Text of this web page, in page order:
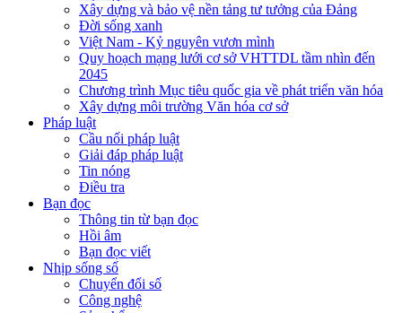
Xây dựng và bảo vệ nền tảng tư tưởng của Đảng
Đời sống xanh
Việt Nam - Kỷ nguyên vươn mình
Quy hoạch mạng lưới cơ sở VHTTDL tầm nhìn đến
2045
Chương trình Mục tiêu quốc gia về phát triển văn hóa
Xây dựng môi trường Văn hóa cơ sở
Pháp luật
Cầu nối pháp luật
Giải đáp pháp luật
Tin nóng
Điều tra
Bạn đọc
Thông tin từ bạn đọc
Hồi âm
Bạn đọc viết
Nhịp sống số
Chuyển đổi số
Công nghệ